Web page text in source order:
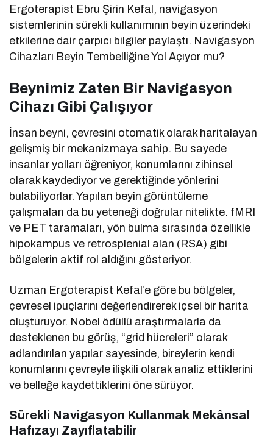
Ergoterapist Ebru Şirin Kefal, navigasyon
sistemlerinin sürekli kullanımının beyin üzerindeki
etkilerine dair çarpıcı bilgiler paylaştı. Navigasyon
Cihazları Beyin Tembelliğine Yol Açıyor mu?
Beynimiz Zaten Bir Navigasyon
Cihazı Gibi Çalışıyor
İnsan beyni, çevresini otomatik olarak haritalayan
gelişmiş bir mekanizmaya sahip. Bu sayede
insanlar yolları öğreniyor, konumlarını zihinsel
olarak kaydediyor ve gerektiğinde yönlerini
bulabiliyorlar. Yapılan beyin görüntüleme
çalışmaları da bu yeteneği doğrular nitelikte. fMRI
ve PET taramaları, yön bulma sırasında özellikle
hipokampus ve retrosplenial alan (RSA) gibi
bölgelerin aktif rol aldığını gösteriyor.
Uzman Ergoterapist Kefal’e göre bu bölgeler,
çevresel ipuçlarını değerlendirerek içsel bir harita
oluşturuyor. Nobel ödüllü araştırmalarla da
desteklenen bu görüş, “grid hücreleri” olarak
adlandırılan yapılar sayesinde, bireylerin kendi
konumlarını çevreyle ilişkili olarak analiz ettiklerini
ve belleğe kaydettiklerini öne sürüyor.
Sürekli Navigasyon Kullanmak Mekânsal
Hafızayı Zayıflatabilir